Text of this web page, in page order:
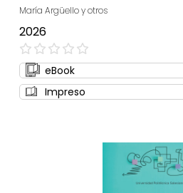
María Argüello y otros
2026
0%
eBook
Impreso